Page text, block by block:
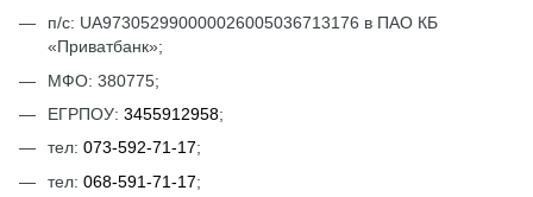
п/с: UА973052990000026005036713176 в ПАО КБ
«Приватбанк»;
МФО: 380775;
ЕГРПОУ: 3455912958;
тел: 073-592-71-17;
тел: 068-591-71-17;